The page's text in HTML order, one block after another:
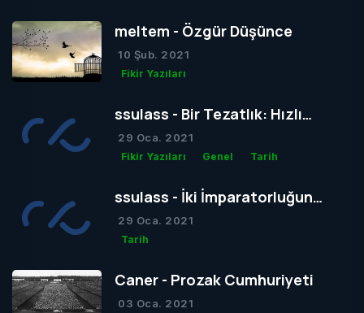
meltem - Özgür Düşünce
10 Şub. 2021
Fikir Yazıları
ssulass - Bir Tezatlık: Hızlı
Yaşam, Yavaş Gelişim
29 Oca. 2021
Fikir Yazıları Genel Tarih
ssulass - İki İmparatorluğun
Çağdaşlığa Giden Yolda
Birbiriyle Olan Gizli Rekabeti
29 Oca. 2021
Tarih
Caner - Prozak Cumhuriyeti
03 Oca. 2021